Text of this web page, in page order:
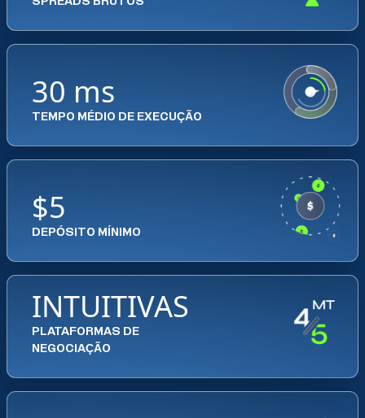
30 ms
TEMPO MÉDIO DE EXECUÇÃO
$5
DEPÓSITO MÍNIMO
INTUITIVAS
PLATAFORMAS DE
NEGOCIAÇÃO